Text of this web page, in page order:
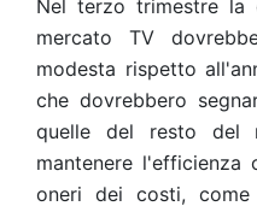
Nel terzo trimestre la
mercato TV
modesta rispetto
che dovrebbero
quelle del resto del
mantenere l'efficienza
oneri dei costi,